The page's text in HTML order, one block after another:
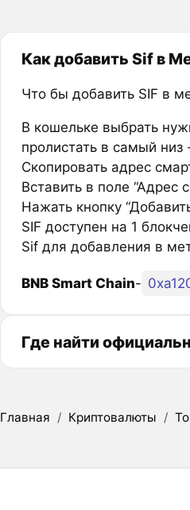
Как добавить Sif в
Что бы добавить SIF в
В кошельке выбрать
пролистать в самый низ
Скопировать адрес
Вставить в поле “Адрес
Нажать кнопку
SIF доступен на 1
Sif для добавления в
BNB Smart Chain-
Где найти
Главная / Криптовалюты /